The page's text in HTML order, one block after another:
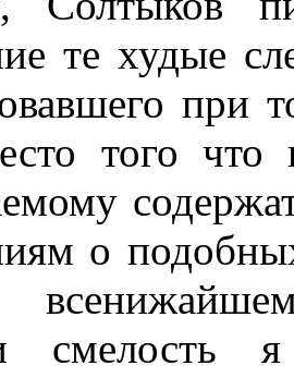
те худые
при
того
о
смелость